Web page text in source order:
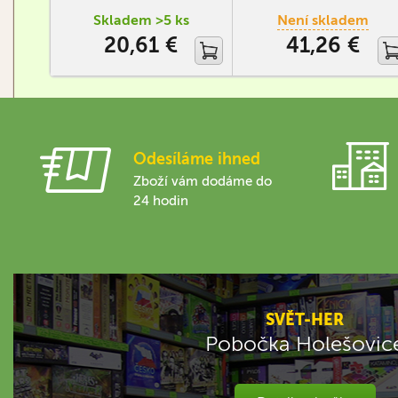
Skladem >5 ks
20,61 €
Nilfgaard, Severní království,
Scoia'tael a Skellige.
Není skladem
41,26 €
Odesíláme ihned
Zboží vám dodáme do
24 hodin
SVĚT-HER
Pobočka